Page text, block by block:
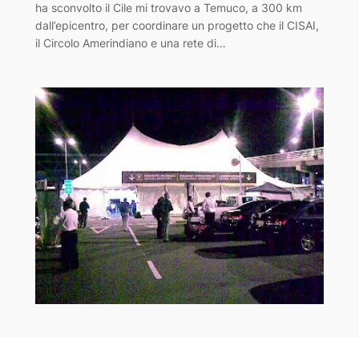
ha sconvolto il Cile mi trovavo a Temuco, a 300 km
dall’epicentro, per coordinare un progetto che il CISAI,
il Circolo Amerindiano e una rete di…